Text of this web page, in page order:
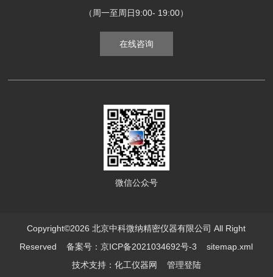
（周一至周日9:00- 19:00）
在线咨询
微信公众号
Copyright©2026 北京中科微纳精密仪器有限公司 All Right
Reserved备案号：京ICP备2021034692号-3
sitemap.xml
技术支持： 化工仪器网 管理登陆